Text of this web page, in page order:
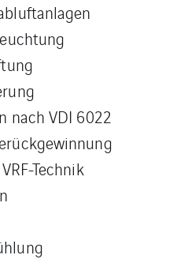
nach VDI 6022
Technik